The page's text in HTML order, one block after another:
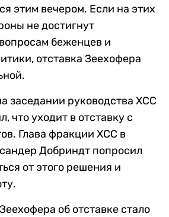
этим вечером. Если на этих
не достигнут
беженцев и
отставка Зеехофера
заседании руководства ХСС
что уходит в отставку с
Глава фракции ХСС в
Добриндт попросил
от этого решения и
об отставке стало